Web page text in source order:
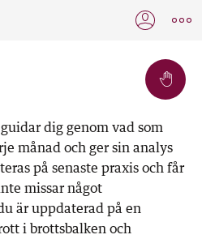
dig genom vad som
månad och ger sin analys
på senaste praxis och får
missar något
är uppdaterad på en
i brottsbalken och